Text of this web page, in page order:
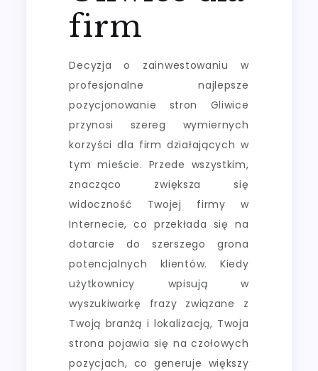
firm
Decyzja o zainwestowaniu w
profesjonalne najlepsze
pozycjonowanie stron Gliwice
przynosi szereg wymiernych
korzyści dla firm działających w
tym mieście. Przede wszystkim,
znacząco zwiększa się
widoczność Twojej firmy w
Internecie, co przekłada się na
dotarcie do szerszego grona
potencjalnych klientów. Kiedy
użytkownicy wpisują w
wyszukiwarkę frazy związane z
Twoją branżą i lokalizacją, Twoja
strona pojawia się na czołowych
pozycjach, co generuje większy